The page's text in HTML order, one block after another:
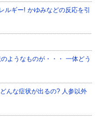
ルギー! かゆみなどの反応を引
ようなものが・・・ 一体どう
んな症状が出るの? 人参以外